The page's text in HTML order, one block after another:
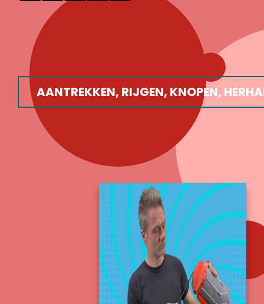
AANTREKKEN, RIJGEN, KNOPEN,